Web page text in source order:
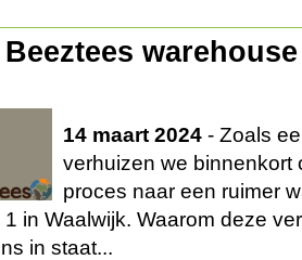
14 maart 2024 - Zoals
verhuizen we binnenkort
proces naar een ruimer
in Waalwijk. Waarom deze
in staat...